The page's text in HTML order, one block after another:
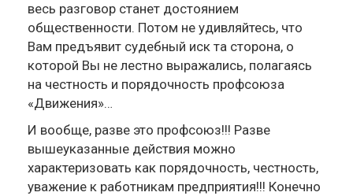
весь разговор станет достоянием
общественности. Потом не удивляйтесь, что
Вам предъявит судебный иск та сторона, о
которой Вы не лестно выражались, полагаясь
на честность и порядочность профсоюза
«Движения»…
И вообще, разве это профсоюз!!! Разве
вышеуказанные действия можно
характеризовать как порядочность, честность,
уважение к работникам предприятия!!! Конечно